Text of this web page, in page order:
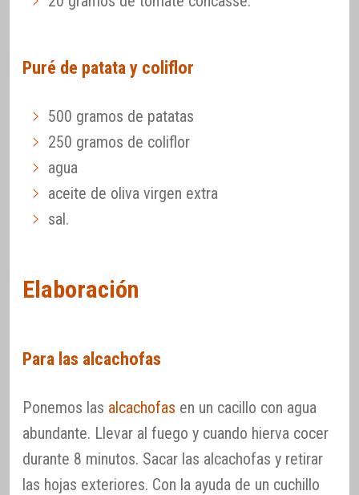
Puré de patata y coliflor
500 gramos de patatas
250 gramos de coliflor
agua
aceite de oliva virgen extra
sal.
Elaboración
Para las alcachofas
Ponemos las alcachofas en un cacillo con agua
abundante. Llevar al fuego y cuando hierva cocer
durante 8 minutos. Sacar las alcachofas y retirar
las hojas exteriores. Con la ayuda de un cuchillo